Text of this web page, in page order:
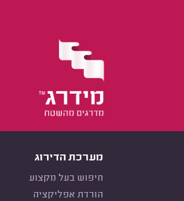
מערכת הדירוג
חיפוש בעל מקצוע
הורדת אפליקציה